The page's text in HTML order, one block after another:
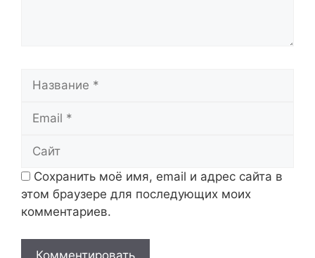
Название
Email
Сайт
Сохранить моё имя, email и адрес сайта в
этом браузере для последующих моих
комментариев.